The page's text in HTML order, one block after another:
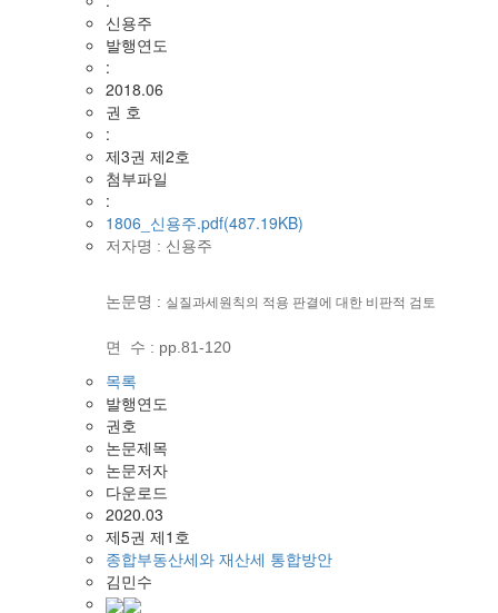
신용주
발행연도
:
2018.06
권 호
:
제3권 제2호
첨부파일
:
1806_신용주.pdf(487.19KB)
저자명 : 신용주
논문명 : 실질과세원칙의 적용 판결에 대한 비판적 검토
​​면 수 : pp.81-120
목록
발행연도
권호
논문제목
논문저자
다운로드
2020.03
제5권 제1호
종합부동산세와 재산세 통합방안
김민수